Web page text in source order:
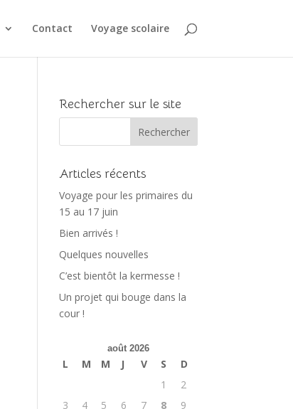
Contact Voyage scolaire
Rechercher sur le site
Articles récents
Voyage pour les primaires du
15 au 17 juin
Bien arrivés !
Quelques nouvelles
C’est bientôt la kermesse !
Un projet qui bouge dans la
cour !
août 2026
L M M J V S
D
1
2
3
4 5 6 7 8
9